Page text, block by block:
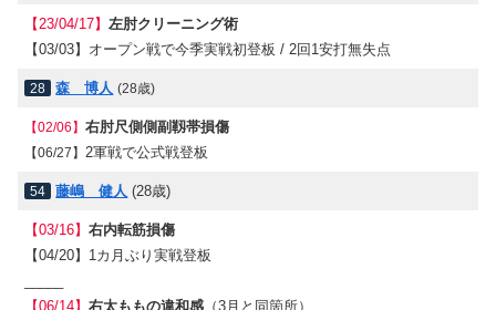
【23/04/17】左肘クリーニング術
【03/03】 オープン戦で今季実戦初登板 / 2回1安打無失点
28 森 博人 (28歳)
【02/06】右肘尺側側副靱帯損傷
【06/27】2軍戦で公式戦登板
54 藤嶋 健人 (28歳)
【03/16】右内転筋損傷
【04/20】 1カ月ぶり実戦登板
【06/14】右太ももの違和感 （3月と同箇所）